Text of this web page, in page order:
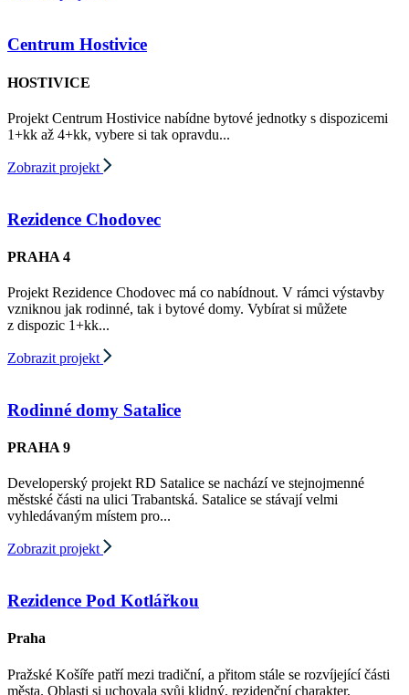
Centrum Hostivice
HOSTIVICE
Projekt Centrum Hostivice nabídne bytové jednotky s dispozicemi
1+kk až 4+kk, vybere si tak opravdu...
Zobrazit projekt
Rezidence Chodovec
PRAHA 4
Projekt Rezidence Chodovec má co nabídnout. V rámci výstavby
vzniknou jak rodinné, tak i bytové domy. Vybírat si můžete
z dispozic 1+kk...
Zobrazit projekt
Rodinné domy Satalice
PRAHA 9
Developerský projekt RD Satalice se nachází ve stejnojmenné
městské části na ulici Trabantská. Satalice se stávají velmi
vyhledávaným místem pro...
Zobrazit projekt
Rezidence Pod Kotlářkou
Praha
Pražské Košíře patří mezi tradiční, a přitom stále se rozvíjející části
města. Oblasti si uchovala svůj klidný, rezidenční charakter,